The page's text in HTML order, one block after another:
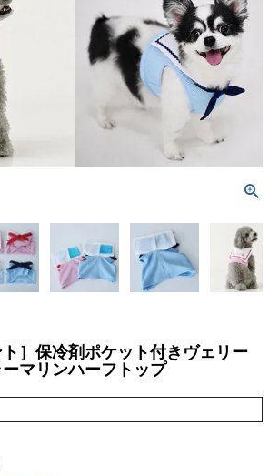
ト］保冷剤ポケット付きヴェリー
マリンハーフトップ